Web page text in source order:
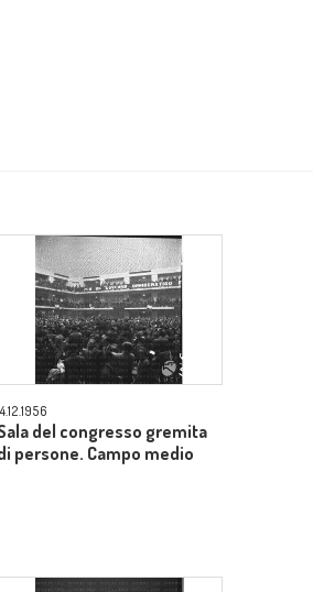
del congresso gremita
persone. Campo medio